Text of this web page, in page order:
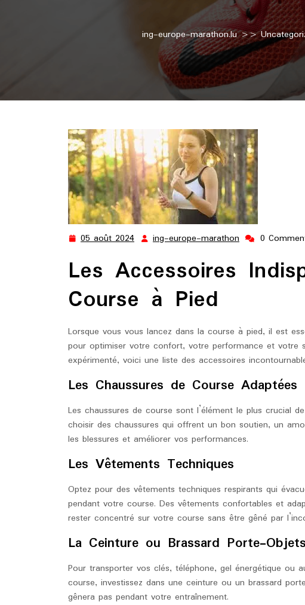
ing-europe-marathon.lu>>
05 août 2024 05
2024
ing-europe-marathon ing-
marathon
0
Les Accessoires
Course à Pied
Lorsque vous vous lancez dans la course à pied, il est
pour optimiser votre confort, votre performance et votre
expérimenté, voici une liste des accessoires
Les Chaussures de Course Adaptées
Les chaussures de course sont l’élément le plus crucial
choisir des chaussures qui offrent un bon soutien, un
les blessures et améliorer vos performances.
Les Vêtements Techniques
Optez pour des vêtements techniques respirants qui
pendant votre course. Des vêtements confortables et
rester concentré sur votre course sans être gêné par
La Ceinture ou Brassard Porte-Objets
Pour transporter vos clés, téléphone, gel énergétique ou
course, investissez dans une ceinture ou un brassard
gênera pas pendant votre entraînement.